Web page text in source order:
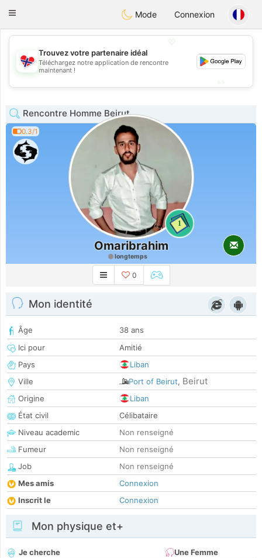
EkteNordmenn
Toggle
Mode Connexion
💖
💕
Trouvez votre partenaire idéal
Téléchargez notre application de rencontre
maintenant !
Rencontre Homme Beirut
0.3/1
1
Omaribrahim
longtemps
0
Mon identité
Âge
38 ans
Ici pour
Amitié
Pays
Liban
Ville
Port of Beirut, Beirut
Origine
Liban
État civil
Célibataire
Niveau academic
Non renseigné
Fumeur
Non renseigné
Job
Non renseigné
Mes amis
Connexion
Inscrit le
Connexion
Mon physique et+
Je cherche
Une Femme